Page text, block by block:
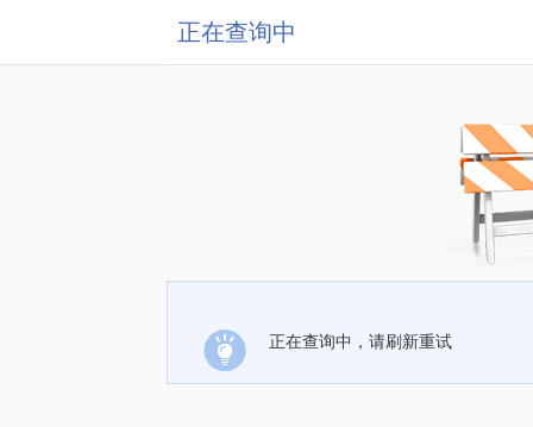
正在查询中
正在查询中，请刷新重试